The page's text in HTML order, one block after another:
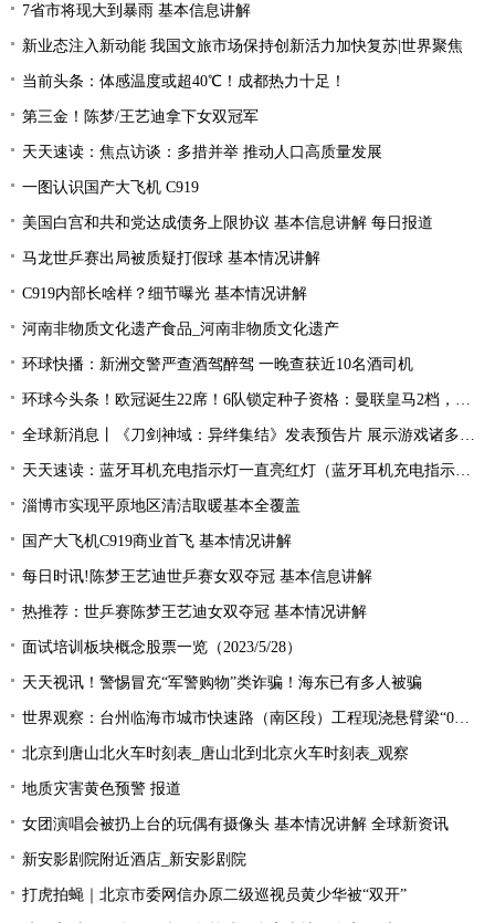
7省市将现大到暴雨 基本信息讲解
新业态注入新动能 我国文旅市场保持创新活力加快复苏|世界聚焦
当前头条：体感温度或超40℃！成都热力十足！
第三金！陈梦/王艺迪拿下女双冠军
天天速读：焦点访谈：多措并举 推动人口高质量发展
一图认识国产大飞机 C919
美国白宫和共和党达成债务上限协议 基本信息讲解 每日报道
马龙世乒赛出局被质疑打假球 基本情况讲解
C919内部长啥样？细节曝光 基本情况讲解
河南非物质文化遗产食品_河南非物质文化遗产
环球快播：新洲交警严查酒驾醉驾 一晚查获近10名酒司机
环球今头条！欧冠诞生22席！6队锁定种子资格：曼联皇马2档，酝酿死亡之组
全球新消息丨《刀剑神域：异绊集结》发表预告片 展示游戏诸多玩法
天天速读：蓝牙耳机充电指示灯一直亮红灯（蓝牙耳机充电指示灯）
淄博市实现平原地区清洁取暖基本全覆盖
国产大飞机C919商业首飞 基本情况讲解
每日时讯!陈梦王艺迪世乒赛女双夺冠 基本信息讲解
热推荐：世乒赛陈梦王艺迪女双夺冠 基本情况讲解
面试培训板块概念股票一览（2023/5/28）
天天视讯！警惕冒充“军警购物”类诈骗！海东已有多人被骗
世界观察：台州临海市城市快速路（南区段）工程现浇悬臂梁“0号块”顺利浇筑
北京到唐山北火车时刻表_唐山北到北京火车时刻表_观察
地质灾害黄色预警 报道
女团演唱会被扔上台的玩偶有摄像头 基本情况讲解 全球新资讯
新安影剧院附近酒店_新安影剧院
打虎拍蝇｜北京市委网信办原二级巡视员黄少华被“双开”